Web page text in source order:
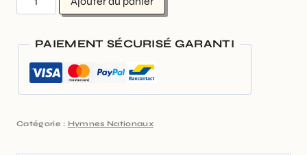
PAIEMENT SÉCURISÉ GARANTI
Catégorie : Hymnes Nationaux